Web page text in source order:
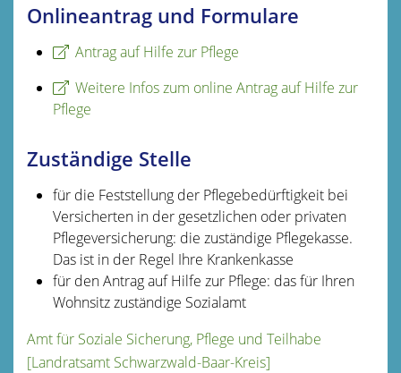
Onlineantrag und Formulare
Antrag auf Hilfe zur Pflege
Weitere Infos zum online Antrag auf Hilfe zur
Pflege
Zuständige Stelle
für die Feststellung der Pflegebedürftigkeit bei
Versicherten in der gesetzlichen oder privaten
Pflegeversicherung: die zuständige Pflegekasse.
Das ist in der Regel Ihre Krankenkasse
für den Antrag auf Hilfe zur Pflege: das für Ihren
Wohnsitz zuständige Sozialamt
Amt für Soziale Sicherung, Pflege und Teilhabe
[Landratsamt Schwarzwald-Baar-Kreis]